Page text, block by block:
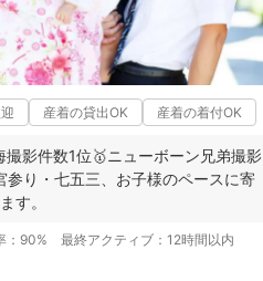
産着の貸出OK 産着の着付OK
撮影件数1位🥇ニューボーン兄弟撮影
参り・七五三、お子様のペースに寄
す。
90% 最終アクティブ： 12時間以内